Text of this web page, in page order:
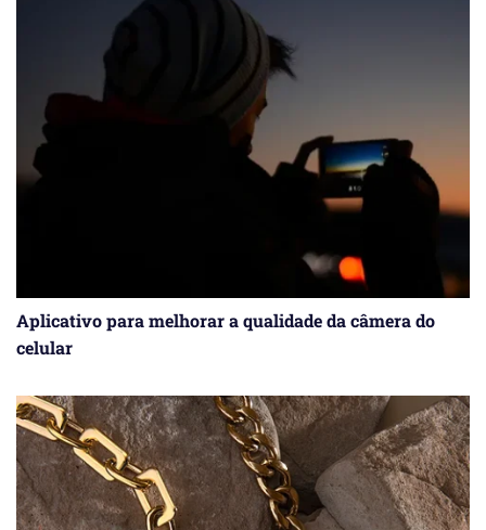
Aplicativo para melhorar a qualidade da câmera do
celular